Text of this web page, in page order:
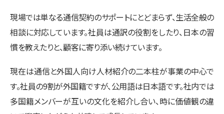
現場では単なる通信契約のサポートにとどまらず、生活全般の
相談に対応しています。社員は通訳の役割をしたり、日本の習
慣を教えたりと、顧客に寄り添い続けています。
現在は通信と外国人向け人材紹介の二本柱が事業の中心で
す。社員の9割が外国籍ですが、公用語は日本語です。社内では
多国籍メンバーが互いの文化を紹介し合い、時に価値観の違